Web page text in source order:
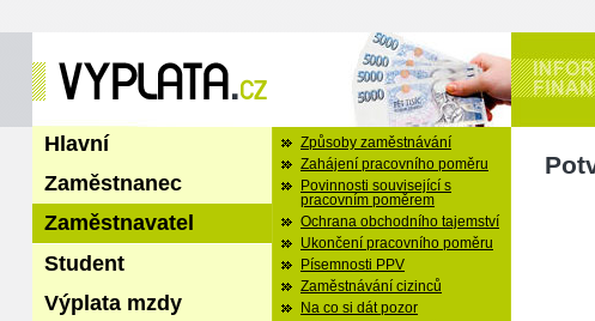
Hlavní
Zaměstnanec
Zaměstnavatel
Student
Výplata mzdy
Způsoby zaměstnávání
Zahájení pracovního poměru
Povinnosti související s
pracovním poměrem
Ochrana obchodního tajemství
Ukončení pracovního poměru
Písemnosti PPV
Zaměstnávání cizinců
Na co si dát pozor